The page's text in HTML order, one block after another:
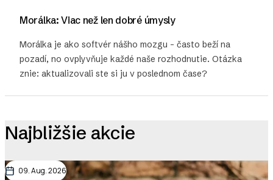
Morálka: Viac než len dobré úmysly
Morálka je ako softvér nášho mozgu – často beží na
pozadí, no ovplyvňuje každé naše rozhodnutie. Otázka
znie: aktualizovali ste si ju v poslednom čase?
Najbližšie akcie
09. Aug. 2026